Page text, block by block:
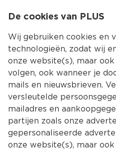
De cookies van PLUS
Wij gebruiken cookies en
technologieën, zodat wij
onze website(s), maar
volgen, ook wanneer je
mails en nieuwsbrieven.
versleutelde
mailadres en
partijen zoals onze
gepersonaliseerde
onze website(s), maar